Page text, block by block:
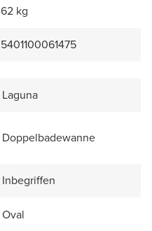
62 kg
5401100061475
Laguna
Doppelbadewanne
Inbegriffen
Oval